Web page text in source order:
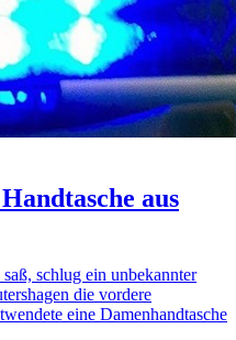
aus
schlug ein unbekannter
die vordere
eine Damenhandtasche